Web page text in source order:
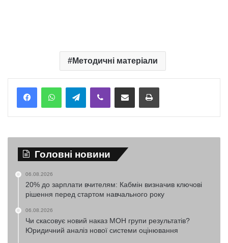
Методичні матеріали
TelegramViber Надіслати електронною поштоюНадрукувати
Головні новини
06.08.2026
20% до зарплати вчителям: Кабмін визначив ключові
рішення перед стартом навчального року
06.08.2026
Чи скасовує новий наказ МОН групи результатів?
Юридичний аналіз нової системи оцінювання